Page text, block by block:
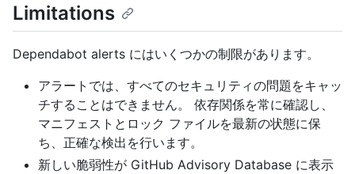
Limitations
Dependabot alerts にはいくつかの制限があります。
アラートでは、すべてのセキュリティの問題をキャッ
チすることはできません。 依存関係を常に確認し、
マニフェストとロック ファイルを最新の状態に保
ち、正確な検出を行います。
新しい脆弱性が GitHub Advisory Database に表示